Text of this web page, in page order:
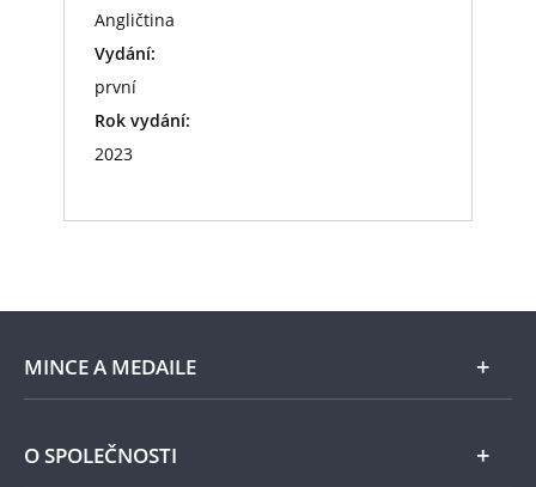
Angličtina
Vydání:
první
Rok vydání:
2023
MINCE A MEDAILE
E-shop
O SPOLEČNOSTI